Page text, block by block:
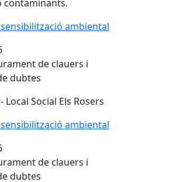
contaminants.
ambiental
de clauers i
dubtes
Local Social Els Rosers
ambiental
de clauers i
dubtes